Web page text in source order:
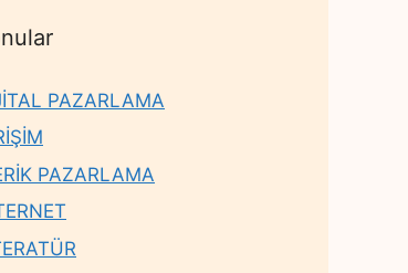
PAZARLAMA
PAZARLAMA